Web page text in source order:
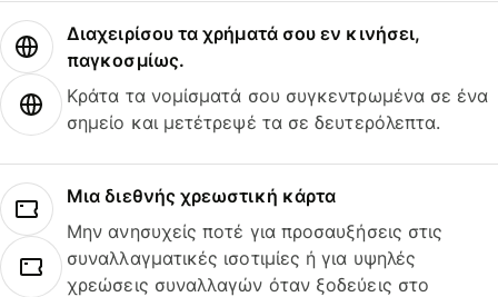
Διαχειρίσου τα χρήματά σου εν κινήσει,
παγκοσμίως.
Κράτα τα νομίσματά σου συγκεντρωμένα σε ένα
σημείο και μετέτρεψέ τα σε δευτερόλεπτα.
Μια διεθνής χρεωστική κάρτα
Μην ανησυχείς ποτέ για προσαυξήσεις στις
συναλλαγματικές ισοτιμίες ή για υψηλές
χρεώσεις συναλλαγών όταν ξοδεύεις στο